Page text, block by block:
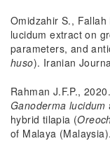
Omidzahir S.,
lucidum extract on
parameters, and
huso). Iranian
Rahman J.F.P.,
Ganoderma lucidum
hybrid tilapia (
of Malaya (Malaysia).